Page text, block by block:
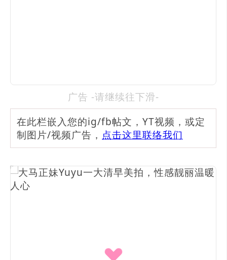
广告 -请继续往下滑-
在此栏嵌入您的ig/fb帖文，YT视频，或定
制图片/视频广告， 点击这里联络我们